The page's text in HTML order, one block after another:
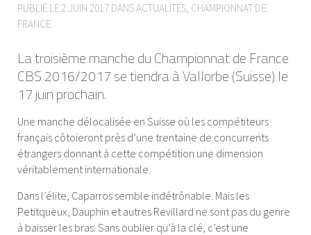
PUBLIÉ LE2 JUIN 2017 DANSACTUALITÉS, CHAMPIONNAT DE
FRANCE
La troisième manche du Championnat de France
CBS 2016/2017 se tiendra à Vallorbe (Suisse) le
17 juin prochain.
Une manche délocalisée en Suisse où les compétiteurs
français côtoieront près d’une trentaine de concurrents
étrangers donnant à cette compétition une dimension
véritablement internationale.
Dans l’élite, Caparros semble indétrônable. Mais les
Petitqueux, Dauphin et autres Revillard ne sont pas du genre
à baisser les bras. Sans oublier qu’à la clé, c’est une